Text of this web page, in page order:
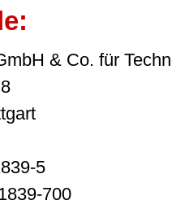
& Co. für
5
700